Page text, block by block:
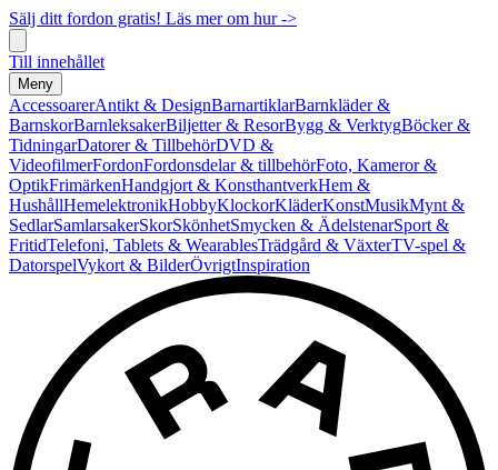
Sälj ditt fordon gratis! Läs mer om hur ->
Till innehållet
Meny
AccessoarerAntikt & DesignBarnartiklarBarnkläder &
BarnskorBarnleksakerBiljetter & ResorBygg & VerktygBöcker &
TidningarDatorer & TillbehörDVD &
VideofilmerFordonFordonsdelar & tillbehörFoto, Kameror &
OptikFrimärkenHandgjort & KonsthantverkHem &
HushållHemelektronikHobbyKlockorKläderKonstMusikMynt &
SedlarSamlarsakerSkorSkönhetSmycken & ÄdelstenarSport &
FritidTelefoni, Tablets & WearablesTrädgård & VäxterTV-spel &
DatorspelVykort & BilderÖvrigtInspiration